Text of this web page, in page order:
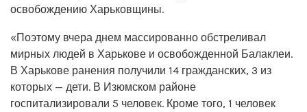
освобождению Харьковщины.
«Поэтому вчера днем ​​массированно обстреливал
мирных людей в Харькове и освобожденной Балаклеи.
В Харькове ранения получили 14 гражданских, 3 из
которых — дети. В Изюмском районе
госпитализировали 5 человек. Кроме того, 1 человек